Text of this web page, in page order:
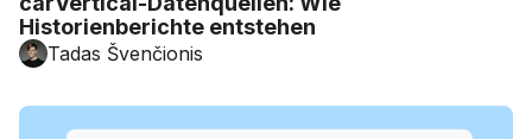
Historienberichte entstehen
Tadas Švenčionis